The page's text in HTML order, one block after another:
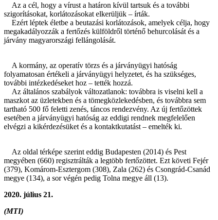
Az a cél, hogy a vírust a határon kívül tartsuk és a további
szigorításokat, korlátozásokat elkerüljük – írták.
Ezért léptek életbe a beutazási korlátozások, amelyek célja, hogy
megakadályozzák a fertőzés külföldről történő behurcolását és a
járvány magyarországi fellángolását.
A kormány, az operatív törzs és a járványügyi hatóság
folyamatosan értékeli a járványügyi helyzetet, és ha szükséges,
további intézkedéseket hoz – tették hozzá.
Az általános szabályok változatlanok: továbbra is viselni kell a
maszkot az üzletekben és a tömegközlekedésben, és továbbra sem
tartható 500 fő feletti zenés, táncos rendezvény. Az új fertőzöttek
esetében a járványügyi hatóság az eddigi rendnek megfelelően
elvégzi a kikérdezésüket és a kontaktkutatást – emelték ki.
Az oldal térképe szerint eddig Budapesten (2014) és Pest
megyében (660) regisztrálták a legtöbb fertőzöttet. Ezt követi Fejér
(379), Komárom-Esztergom (308), Zala (262) és Csongrád-Csanád
megye (134), a sor végén pedig Tolna megye áll (13).
2020. július 21.
(MTI)